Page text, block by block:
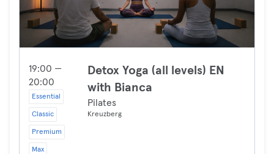
19:00 —
20:00
Essential
Classic
Premium
Max
Detox Yoga (all levels) EN
with Bianca
Pilates
Kreuzberg